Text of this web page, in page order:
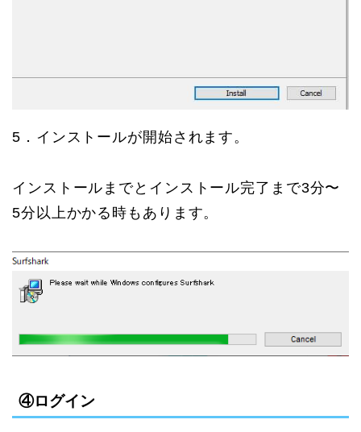
5．インストールが開始されます。
インストールまでとインストール完了まで3分〜
5分以上かかる時もあります。
④ログイン